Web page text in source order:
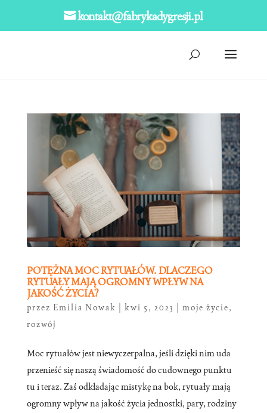
kontakt@fabrykadygresji.pl
POTĘŻNA MOC RYTUAŁÓW. DLACZEGO
RYTUAŁY MAJĄ OGROMNY WPŁYW NA
JAKOŚĆ ŻYCIA?
przez Emilia Nowak kwi 5, 2023 moje życie,
rozwój
Moc rytuałów jest niewyczerpalna, jeśli dzięki nim uda
przenieść się naszą świadomość do cudownego punktu
tu i teraz. Zaś odkładając mistykę na bok, rytuały mają
ogromny wpływ na jakość życia jednostki, pary, rodziny